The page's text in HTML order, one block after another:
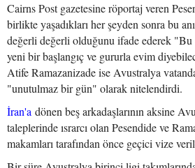
Cairns Post gazetesine röportaj veren
birlikte yaşadıkları her şeyden sonra bu
değerli değerli olduğunu ifade ederek "Bu
yeni bir başlangıç ve gururla evim
Atife Ramazanizade ise Avustralya
"unutulmaz bir gün" olarak nitelendirdi.
İran'a dönen beş arkadaşlarının aksine
taleplerinde ısrarcı olan Pesendide ve
makamları tarafından önce geçici vize